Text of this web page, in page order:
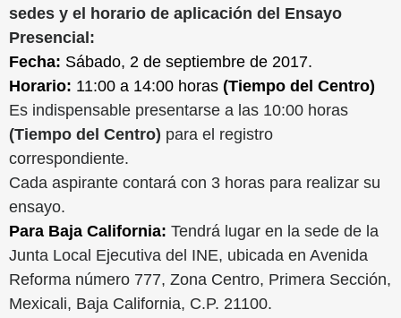
sedes y el horario de aplicación del Ensayo
Presencial:
Fecha: Sábado, 2 de septiembre de 2017.
Horario: 11:00 a 14:00 horas (Tiempo del Centro)
Es indispensable presentarse a las 10:00 horas
(Tiempo del Centro) para el registro
correspondiente.
Cada aspirante contará con 3 horas para realizar su
ensayo.
Para Baja California: Tendrá lugar en la sede de la
Junta Local Ejecutiva del INE, ubicada en Avenida
Reforma número 777, Zona Centro, Primera Sección,
Mexicali, Baja California, C.P. 21100.